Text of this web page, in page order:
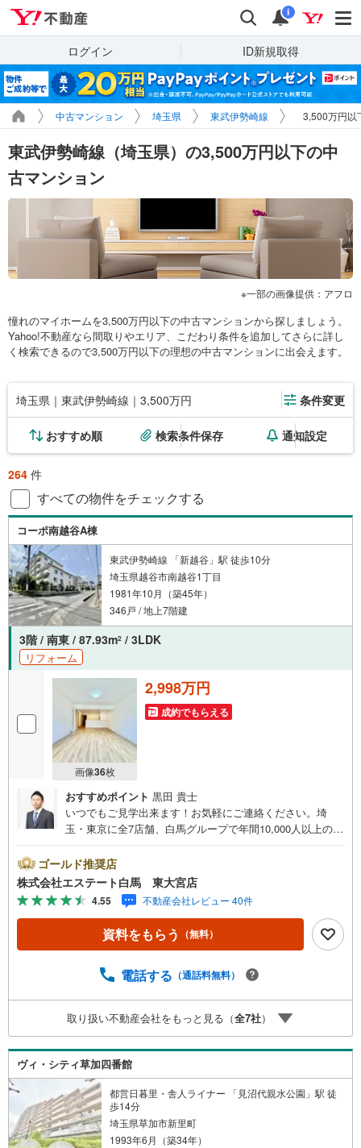
検索 通知
i
ログイン ID新規取得
中古マンション 埼玉県 東武伊勢崎線 3,500万円以
東武伊勢崎線（埼玉県）の3,500万円以下の中
古マンション
一部の画像提供：アフロ
憧れのマイホームを3,500万円以下の中古マンションから探しましょう。
Yahoo!不動産なら間取りやエリア、こだわり条件を追加してさらに詳し
く検索できるので3,500万円以下の理想の中古マンションに出会えます。
埼玉県｜東武伊勢崎線｜3,500万円 条件変更
おすすめ順 検索条件保存 通知設定
264 件
すべての物件をチェックする
コーポ南越谷A棟
東武伊勢崎線 「新越谷」駅 徒歩10分
埼玉県越谷市南越谷1丁目
1981年10月（築45年）
346戸 / 地上7階建
3階 / 南東 / 87.93m2 / 3LDK
リフォーム
画像36枚
2,998万円
成約でもらえる
おすすめポイント 黒田 貴士
いつでもご見学出来ます！お気軽にご連絡ください。埼
玉・東京に全7店舗、白馬グループで年間10,000人以上の方
ーム・資金計画のプロが、より良いご提案をいたします。
～人気のリモート見学・リモート相談サービス～・小さい
お子様や家事で外出できない、天気が悪く外出したくない
時・LINEやZOOMなど無料のアプリですぐにご利用いただ
けます・リモート見学はスタッフがご興味ある物件の現地
から映像をお届けします・写真では伝わりにくい「空気
などもしっかり確認できます・リモート相談は第三者によ
ナーと1対1で・バーチャル背景でプライバシーも安心・忙
しいパートナーに変わって予め確認も・別々の場所から家
族みんなで参加もできます・お気軽にご相談下さい～営業
時間～9:30～18:30こちらのお時間でしたらお電話でのお問
合せがスムーズですお気軽にお問合せください
ゴールド推奨店
株式会社エステート白馬 東大宮店
4.55 不動産会社レビュー 40件
資料をもらう （無料）
電話する （通話料無料）
取り扱い不動産会社をもっと見る（全7社）
ヴィ・シティ草加四番館
都営日暮里・舎人ライナー 「見沼代親水公園」駅 徒
歩14分
埼玉県草加市新里町
1993年6月（築34年）